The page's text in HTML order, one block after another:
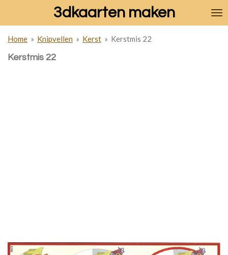
de
hoofdinhoud
3dkaarten maken
Home » Knipvellen » Kerst » Kerstmis 22
Kerstmis 22